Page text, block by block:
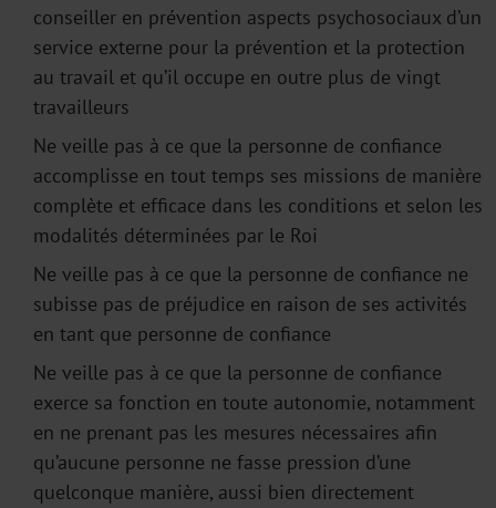
conseiller en prévention aspects psychosociaux d’un
service externe pour la prévention et la protection
au travail et qu’il occupe en outre plus de vingt
travailleurs
Ne veille pas à ce que la personne de confiance
accomplisse en tout temps ses missions de manière
complète et efficace dans les conditions et selon les
modalités déterminées par le Roi
Ne veille pas à ce que la personne de confiance ne
subisse pas de préjudice en raison de ses activités
en tant que personne de confiance
Ne veille pas à ce que la personne de confiance
exerce sa fonction en toute autonomie, notamment
en ne prenant pas les mesures nécessaires afin
qu’aucune personne ne fasse pression d’une
quelconque manière, aussi bien directement